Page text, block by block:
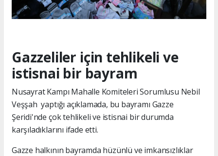
Gazzeliler için tehlikeli ve
istisnai bir bayram
Nusayrat Kampı Mahalle Komiteleri Sorumlusu Nebil
Veşşah yaptığı açıklamada, bu bayramı Gazze
Şeridi'nde çok tehlikeli ve istisnai bir durumda
karşıladıklarını ifade etti.
Gazze halkının bayramda hüzünlü ve imkansızlıklar